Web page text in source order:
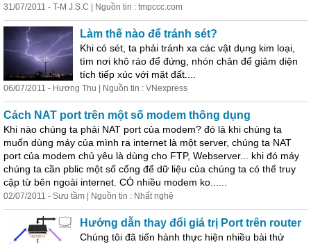
31/07/2011 - T-M J.S.C | Nguồn tin : tmpccc.com
Làm thế nào để tránh sét?
Khi có sét, ta phải tránh xa các vật dụng kim loại,
tìm nơi khô ráo để đứng, nhón chân để giảm diện
tích tiếp xúc với mặt đất....
06/07/2011 - Hương Thu | Nguồn tin : VNexpress
Cách NAT port trên một số modem thông dụng
Khi nào chúng ta phải NAT port của modem? đó là khi chúng ta
muốn dùng máy của mình ra internet là một server, chúng ta NAT
port của modem chủ yêu là dùng cho FTP, Webserver... khi đó máy
chúng ta cần pblic một số cổng để dữ liệu của chúng ta có thể truy
cập từ bên ngoài internet. CÓ nhiều modem ko......
02/07/2011 - Sưu tầm | Nguồn tin : Nhất nghệ
Hướng dẫn thay đổi giá trị Port trên router
Chúng tôi đã tiến hành thực hiện nhiều bài thử